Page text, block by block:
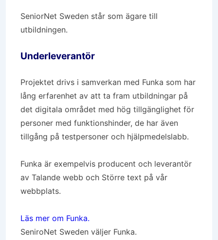
SeniorNet Sweden står som ägare till
utbildningen.
Underleverantör
Projektet drivs i samverkan med Funka som har
lång erfarenhet av att ta fram utbildningar på
det digitala området med hög tillgänglighet för
personer med funktionshinder, de har även
tillgång på testpersoner och hjälpmedelslabb.
Funka är exempelvis producent och leverantör
av Talande webb och Större text på vår
webbplats.
Läs mer om Funka.
SeniroNet Sweden väljer Funka.